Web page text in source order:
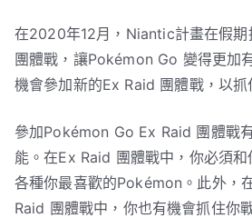
在2020年12月，Niantic計畫在假期
團體戰，讓Pokémon Go 變得更加
機會參加新的Ex Raid 團體戰，以
參加Pokémon Go Ex Raid 團體戰
能。在Ex Raid 團體戰中，你必須
各種你最喜歡的Pokémon。此外，
Raid 團體戰中，你也有機會抓住你